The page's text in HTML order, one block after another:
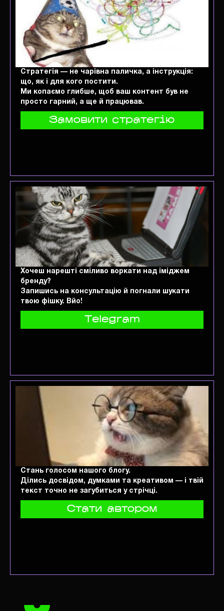
Стань голосом нашого блогу.
Ділись досвідом, думками та креативом — і твій
текст точно не загубиться у стрічці.
Стати автором
Хочеш нарешті сміливо воркати над іміджем
бренду?
Запишись на консультацію й погнали шукати
твою фішку. Вйо!
Telegram
Стратегія — не чарівна паличка, а інструкція:
що, як і для кого постити.
Ми копаємо глибше, щоб ваш контент був не
просто гарний, а ще й працював.
Замовити стратегію